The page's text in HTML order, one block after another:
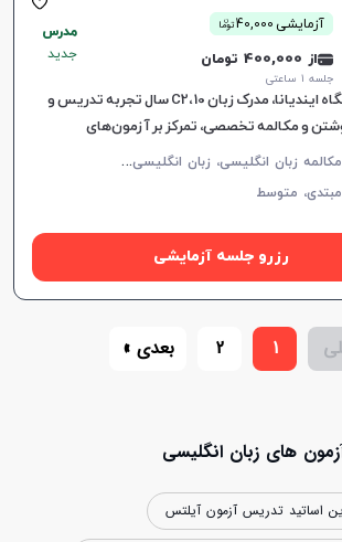
آزمایشی 40,000 توما
ن
از 400,000 تومان
جلسه ۱ ساعتی
مدرس
جدید
فوق لیسانس از دانشگاه ایندیانا، مدرک زبان C2، 10 سال تجربه تدریس و
و مکالمه تخصصی، تمرکز بر آزمون‌های
م
کالمه زبان انگلیسی، زبان انگلیسی عمومی، گرامر زبان انگلیسی، زبان انگلیسی تجاری، زبان انگلیسی آمریکایی، زبان انگلیسی کنکور ارشد، زبان انگلیسی کنکور دکتری، آیلتس، تافل، زبان انگلیسی کنکور سراسری، زبان انگلیسی هفتم دبیرستان، زبان انگلیسی هشتم دبیرستان، زبان انگلیسی نهم دبیرستان، زبان انگلیسی دهم دبیرستان، زبان انگلیسی یازدهم دبیرستان، زبان انگلیسی دوازدهم دبیرستان
مبتدی، متوسط
رزرو جلسه آزمایشی
1
2 بعدی »
های زبان انگلیسی
اساتید تدریس آزمون آیلتس